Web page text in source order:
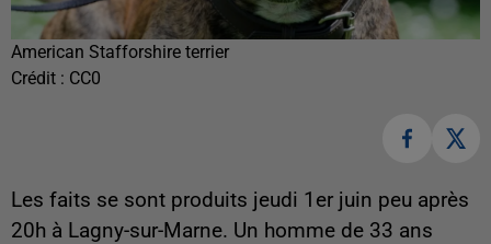
American Stafforshire terrier
Crédit : CC0
Les faits se sont produits jeudi 1er juin peu après
20h à Lagny-sur-Marne. Un homme de 33 ans